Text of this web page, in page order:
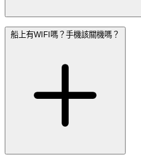
船上有WIFI嗎？手機該關機嗎？